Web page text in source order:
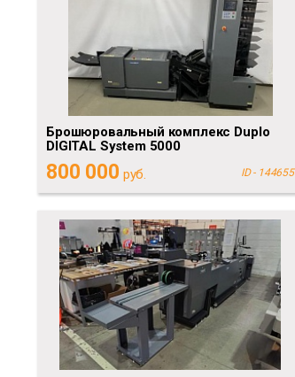
Брошюровальный комплекс Duplo
DIGITAL System 5000
800 000 руб. ID - 144655